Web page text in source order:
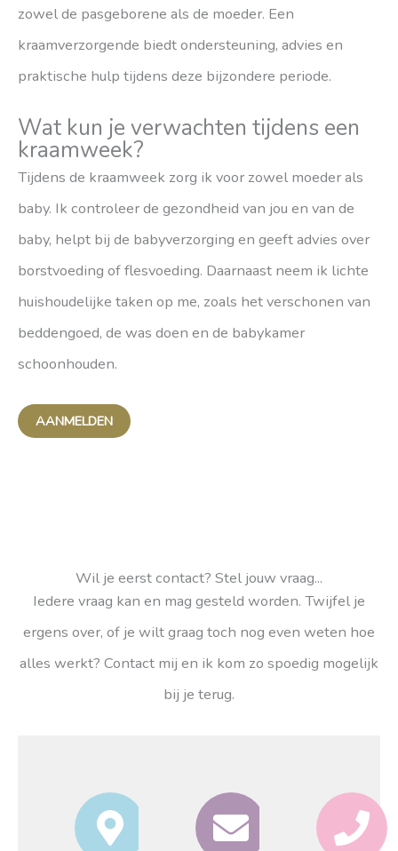
zowel de pasgeborene als de moeder. Een
kraamverzorgende biedt ondersteuning, advies en
praktische hulp tijdens deze bijzondere periode.
Wat kun je verwachten tijdens een
kraamweek?
Tijdens de kraamweek zorg ik voor zowel moeder als
baby. Ik controleer de gezondheid van jou en van de
baby, helpt bij de babyverzorging en geeft advies over
borstvoeding of flesvoeding. Daarnaast neem ik lichte
huishoudelijke taken op me, zoals het verschonen van
beddengoed, de was doen en de babykamer
schoonhouden.
AANMELDEN
Wil je eerst contact? Stel jouw vraag...
Iedere vraag kan en mag gesteld worden. Twijfel je
ergens over, of je wilt graag toch nog even weten hoe
alles werkt? Contact mij en ik kom zo spoedig mogelijk
bij je terug.